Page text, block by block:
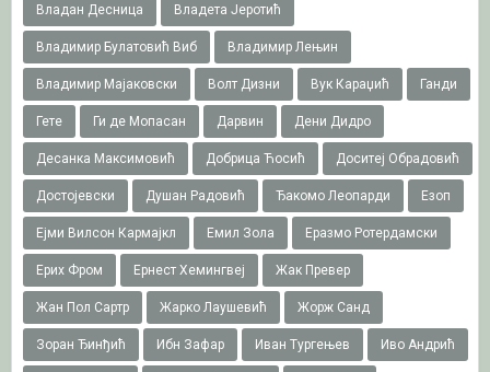
Владан Десница Владета Јеротић
Владимир Булатовић Виб Владимир Лењин
Владимир Мајаковски Волт Дизни Вук Караџић Ганди
Гете Ги де Мопасан Дарвин Дени Дидро
Десанка Максимовић Добрица Ћосић Доситеј Обрадовић
Достојевски Душан Радовић Ђакомо Леопарди Езоп
Ејми Вилсон Кармајкл Емил Зола Еразмо Ротердамски
Ерих Фром Ернест Хемингвеј Жак Превер
Жан Пол Сартр Жарко Лаушевић Жорж Санд
Зоран Ђинђић Ибн Зафар Иван Тургењев Иво Андрић